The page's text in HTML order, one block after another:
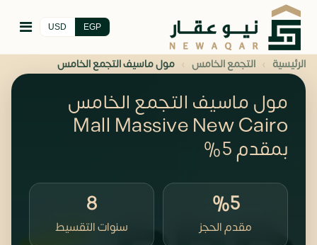
EGP
USD
الرئيسية › التجمع الخامس › مول ماسيف التجمع الخامس
مول ماسيف التجمع الخامس
Mall Massive New Cairo
بمقدم 5%
%5
مقدم الحجز
8
سنوات التقسيط